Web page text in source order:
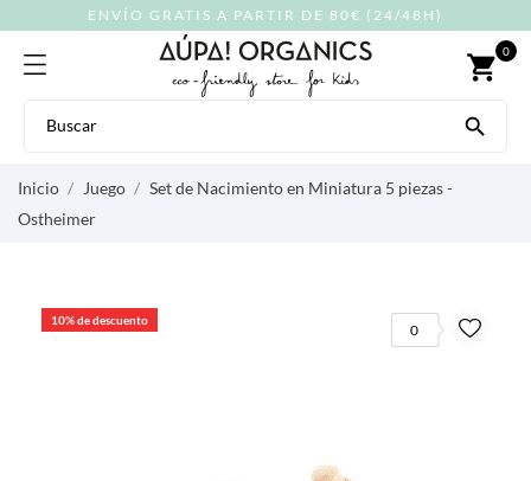
ENVÍO GRATIS A PARTIR DE 80€ (24/48H)
shopping_cart 0

Inicio Juego
Set de Nacimiento en Miniatura 5 piezas -
Ostheimer
10% de descuento
0